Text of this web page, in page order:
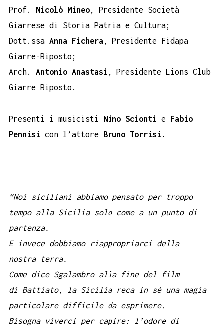
Prof. Nicolò Mineo, Presidente Società
Giarrese di Storia Patria e Cultura;
Dott.ssa Anna Fichera , Presidente Fidapa
Giarre-Riposto;
Arch. Antonio Anastasi , Presidente Lions Club
Giarre Riposto.
Presenti i musicisti Nino Scionti e Fabio
Pennisi con l’attore Bruno Torrisi.
“Noi siciliani abbiamo pensato per troppo
tempo alla Sicilia solo come a un punto di
partenza.
E invece dobbiamo riappropriarci della
nostra terra.
Come dice Sgalambro alla fine del film
di Battiato, la Sicilia reca in sé una magia
particolare difficile da esprimere.
Bisogna viverci per capire: l’odore di